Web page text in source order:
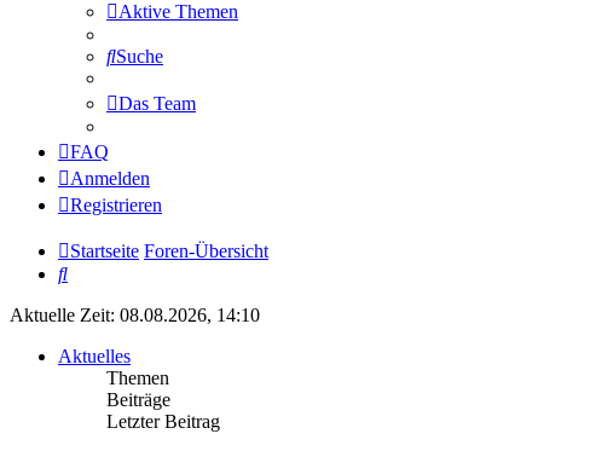
Aktive Themen
Suche
Das Team
FAQ
Anmelden
Registrieren
Startseite Foren-Übersicht
Suche
Aktuelle Zeit: 08.08.2026, 14:10
Aktuelles
Themen
Beiträge
Letzter Beitrag